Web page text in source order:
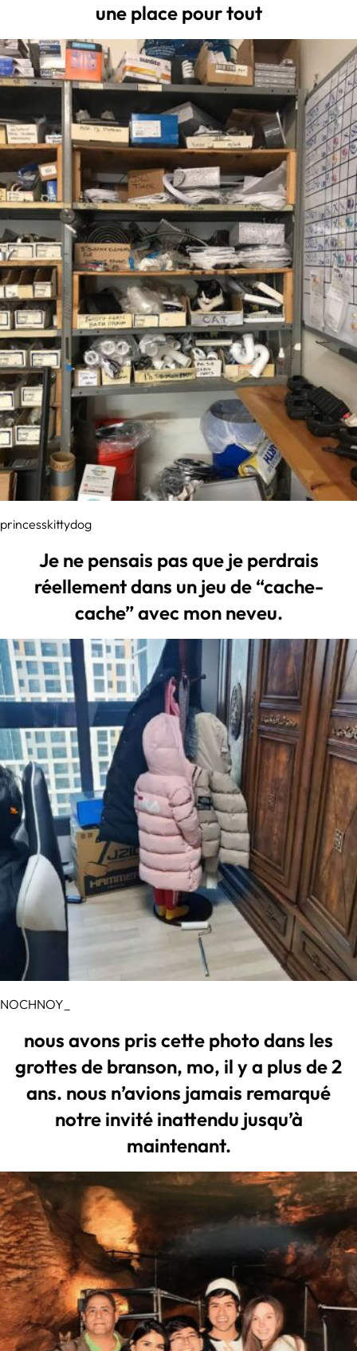
une place pour tout
princesskittydog
Je ne pensais pas que je perdrais
réellement dans un jeu de “cache-
cache” avec mon neveu.
NOCHNOY_
nous avons pris cette photo dans les
grottes de branson, mo, il y a plus de 2
ans. nous n’avions jamais remarqué
notre invité inattendu jusqu’à
maintenant.